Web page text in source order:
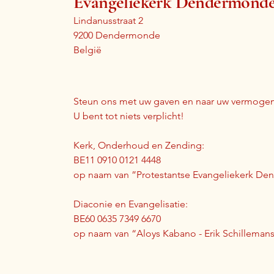
Lindanusstraat 2
9200 Dendermonde
België
Steun ons met uw gaven en naar uw
U bent tot niets verplicht!
Kerk, Onderhoud en Zending:
BE11 0910 0121 4448
op naam van ”Protestantse Evangeliekerk
Diaconie en Evangelisatie:
BE60 0635 7349 6670
op naam van “Aloys Kabano - Erik